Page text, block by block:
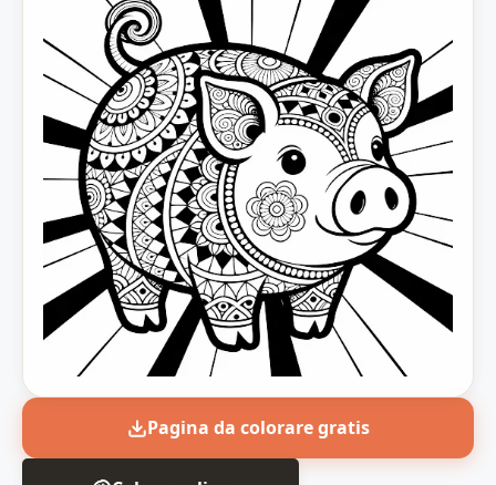
Pagina da colorare gratis